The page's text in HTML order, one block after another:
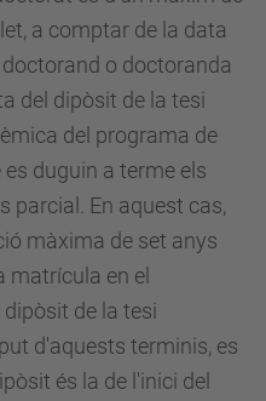
a comptar de la data
o doctoranda
del dipòsit de la tesi
del programa de
duguin a terme els
parcial. En aquest cas,
màxima de set anys
matrícula en el
de la tesi
d'aquests terminis, es
és la de l'inici del